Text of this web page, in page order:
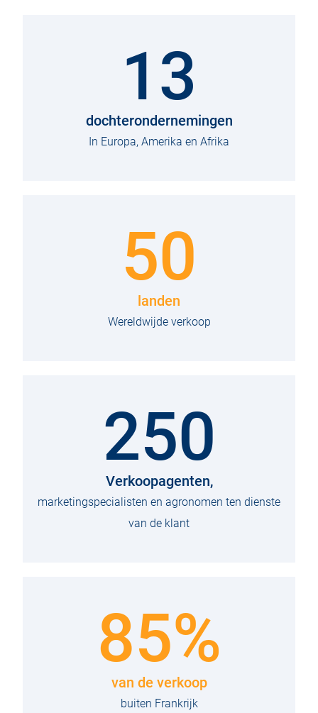
13
dochterondernemingen
In Europa, Amerika en Afrika
50
landen
Wereldwijde verkoop
250
Verkoopagenten,
marketingspecialisten en agronomen ten dienste
van de klant
85%
van de verkoop
buiten Frankrijk